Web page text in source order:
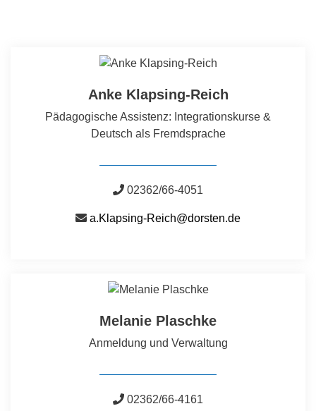
Anke Klapsing-Reich
Pädagogische Assistenz: Integrationskurse &
Deutsch als Fremdsprache
02362/66-4051
a.Klapsing-Reich@dorsten.de
Melanie Plaschke
Anmeldung und Verwaltung
02362/66-4161